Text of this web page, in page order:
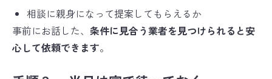
相談に親身になって提案してもらえるか
事前にお話した、 条件に見合う業者を見つけられると安
心して依頼できます。